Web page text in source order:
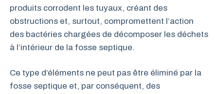
produits corrodent les tuyaux, créant des
obstructions et, surtout, compromettent l’action
des bactéries chargées de décomposer les déchets
à l’intérieur de la fosse septique.
Ce type d’éléments ne peut pas être éliminé par la
fosse septique et, par conséquent, des